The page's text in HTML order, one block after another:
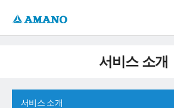
서비스 소개
서비스 소개